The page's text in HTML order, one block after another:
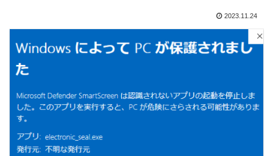
2023.11.24